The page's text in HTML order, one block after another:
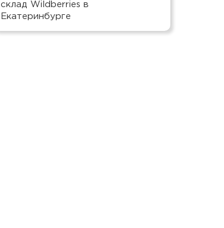
склад Wildberries в
Екатеринбурге